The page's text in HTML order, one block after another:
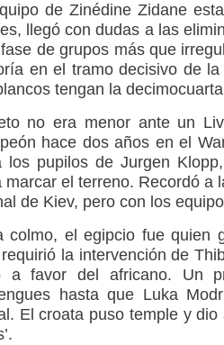
de Zinédine Zidane
llegó con dudas a las
de grupos más que
en el tramo decisivo de
tengan la
no era menor ante un
hace dos años en el
los pupilos de Jurgen
marcar el terreno. Recordó a
de Kiev, pero con los
colmo, el egipcio fue quien
la intervención de
a favor del africano. Un
hasta que Luka
El croata puso temple y